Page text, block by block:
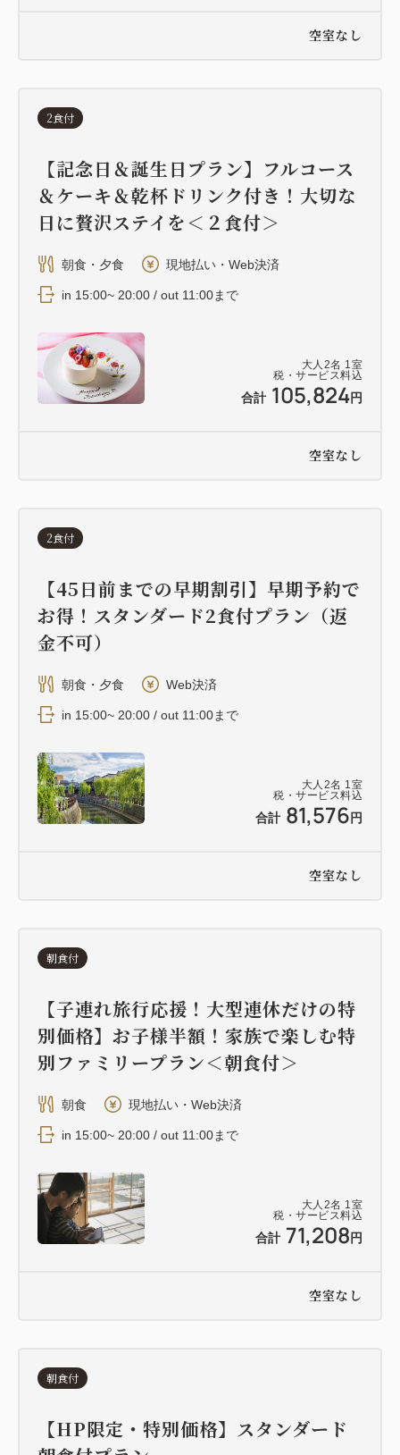
空室なし
大人 2名 1 室
税・サービス料込
合計 105,824円
2食付
【記念日＆誕生日プラン】フルコース
＆ケーキ＆乾杯ドリンク付き！大切な
日に贅沢ステイを＜２食付＞
朝食・夕食 現地払い・Web決済
in 15:00~ 20:00 / out 11:00まで
空室なし
大人 2名 1 室
税・サービス料込
合計 81,576 円
2食付
【45日前までの早期割引】早期予約で
お得！スタンダード2食付プラン（返
金不可）
朝食・夕食 Web決済
in 15:00~ 20:00 / out 11:00まで
空室なし
大人 2名 1 室
税・サービス料込
合計 71,208 円
朝食付
【子連れ旅行応援！大型連休だけの特
別価格】お子様半額！家族で楽しむ特
別ファミリープラン＜朝食付＞
朝食 現地払い・Web決済
in 15:00~ 20:00 / out 11:00まで
空室なし
朝食付
【HP限定・特別価格】スタンダード